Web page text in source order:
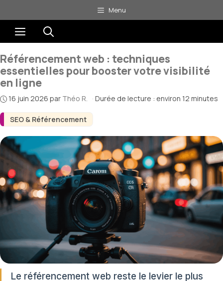
au
contenu
Menu
Menu
SEO & Référencement
Référencement web : techniques
essentielles pour booster votre visibilité
en ligne
16 juin 2026 par Théo R. · Durée de lecture : environ 12 minutes
Le référencement web reste le levier le plus